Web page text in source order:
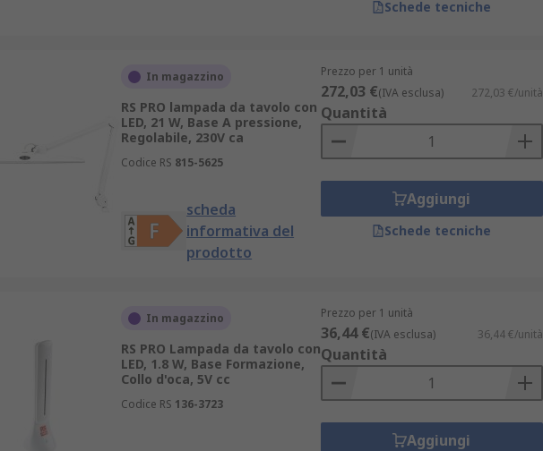
Schede tecniche
In magazzino
RS PRO lampada da tavolo con
LED, 21 W, Base A pressione,
Regolabile, 230V ca
Codice RS 815-5625
scheda
informativa del
prodotto
Prezzo per 1 unità
272,03 €(IVA esclusa) 272,03 €/unità
Quantità
Aggiungi
Schede tecniche
In magazzino
RS PRO Lampada da tavolo con
LED, 1.8 W, Base Formazione,
Collo d'oca, 5V cc
Codice RS 136-3723
Prezzo per 1 unità
36,44 €(IVA esclusa) 36,44 €/unità
Quantità
Aggiungi